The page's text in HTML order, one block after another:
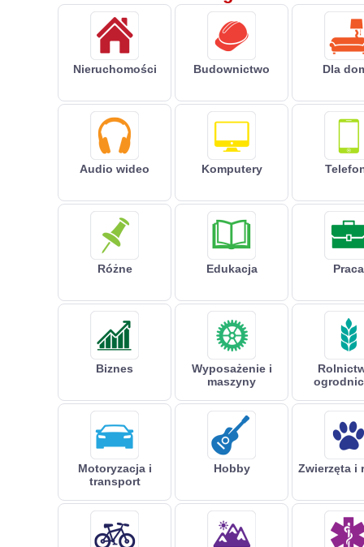
Nieruchomości Budownictwo Dla
Audio wideo Komputery
Różne Edukacja Praca
Biznes
Wyposażenie i
maszyny
Motoryzacja i
transport
Hobby Zwierzęta i